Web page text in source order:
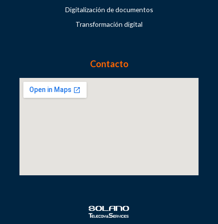
Digitalización de documentos
Transformación digital
Contacto